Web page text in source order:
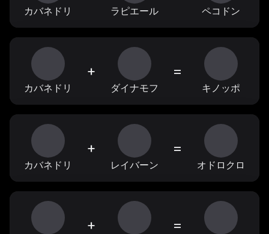
カバネドリ ラピエール ペコドン
カバネドリ
+
ダイナモフ
=
キノッポ
カバネドリ
+
レイバーン
=
オドロクロ
+ =